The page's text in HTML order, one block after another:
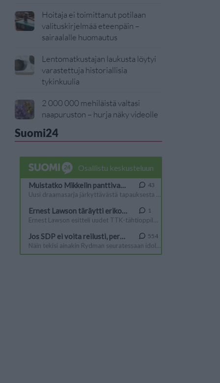
Hoitaja ei toimittanut potilaan
valituskirjelmää eteenpäin –
sairaalalle huomautus
Lentomatkustajan laukusta löytyi
varastettuja historiallisia
tykinkuulia
2 000 000 mehiläistä valtasi
naapuruston – hurja näky videolle
Suomi24